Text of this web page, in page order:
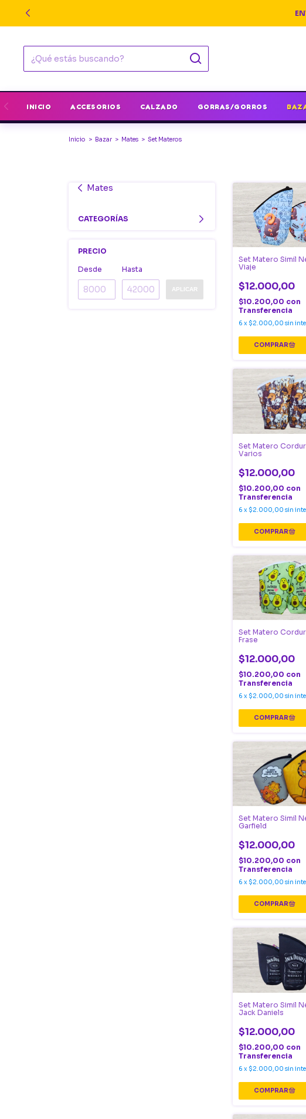
INICIO ACCESORIOS CALZADO GORRAS/GORROS
Inicio > Bazar > Mates > Set Materos
Mates
CATEGORÍAS
PRECIO
Desde Hasta
APLICAR
Set Matero Simil
Viaje
$12.000,00
$10.200,00 con
Transferencia
6 x $2.000,00 sin
Set Matero
Varios
$12.000,00
$10.200,00 con
Transferencia
6 x $2.000,00 sin
Set Matero
Frase
$12.000,00
$10.200,00 con
Transferencia
6 x $2.000,00 sin
Set Matero Simil
Garfield
$12.000,00
$10.200,00 con
Transferencia
6 x $2.000,00 sin
Set Matero Simil
Jack Daniels
$12.000,00
$10.200,00 con
Transferencia
6 x $2.000,00 sin